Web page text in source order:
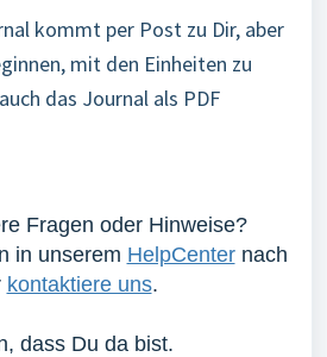
kommt per Post zu Dir, aber
mit den Einheiten zu
das Journal als PDF
Fragen oder Hinweise?
in unserem HelpCenternach
kontaktiere uns.
dass Du da bist.